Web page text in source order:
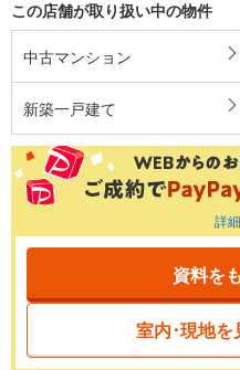
この店舗が取り扱い中の物件
中古マンション
新築一戸建て
詳
資料を
室内･現地を